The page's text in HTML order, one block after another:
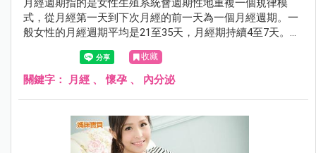
月經週期指的是女性生殖系統會週期性地重複一個規律模
式，從月經第一天到下次月經的前一天為一個月經週期。一
般女性的月經週期平均是21至35天，月經期持續4至7天。那
我們為什麼需要計算月經週期呢？在備孕中的夫婦能透過計
算月經週期來預測排卵日，而未有懷孕計劃的女性也可以透
過計算月經週期來了解自己的身體狀態。
收藏
關鍵字： 月經 、懷孕 、 內分泌